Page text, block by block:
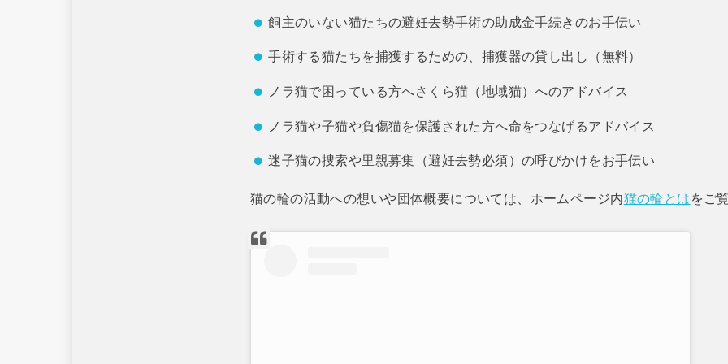
飼主のいない猫たちの避妊去勢手術の助成金手続きのお手伝い
手術する猫たちを捕獲するための、捕獲器の貸し出し（無料）
ノラ猫で困っている方へさくら猫（地域猫）へのアドバイス
ノラ猫や子猫や負傷猫を保護された方へ命をつなげるアドバイス
迷子猫の捜索や里親募集（避妊去勢必須）の呼びかけをお手伝い
猫の輪の活動への想いや団体概要については、ホームページ内猫の輪とは をご